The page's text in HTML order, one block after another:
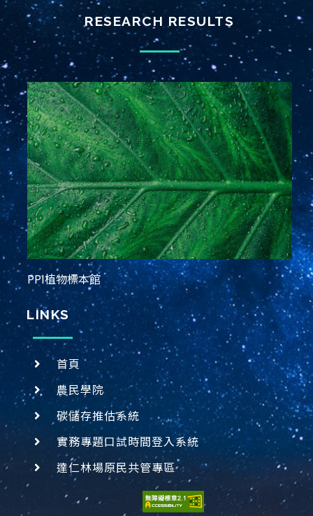
RESEARCH RESULTS
PPI植物標本館
LINKS
首頁
農民學院
碳儲存推估系統
實務專題口試時間登入系統
達仁林場原民共管專區